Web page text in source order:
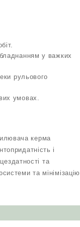
у важких
рульового
умовах.
керма
і
та
та мінімізацію